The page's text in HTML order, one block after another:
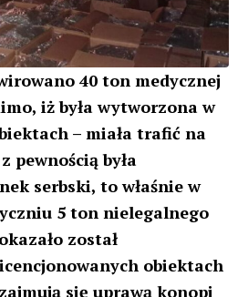
Procedura
a dalsze ustalenia
Na chwilę
udzielenie
dziennikarz Radia Wolna